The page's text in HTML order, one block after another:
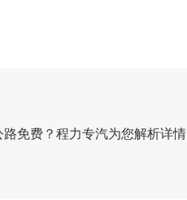
免费？程力专汽为您解析详情